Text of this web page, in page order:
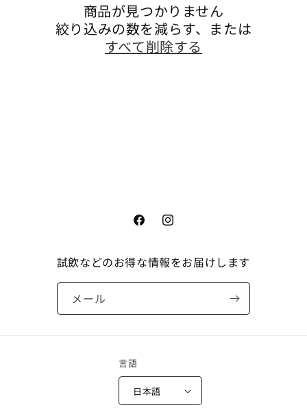
商品が見つかりません
絞り込みの数を減らす、または
すべて削除する
FacebookInstagram
試飲などのお得な情報をお届けします
メール
言語
日本語